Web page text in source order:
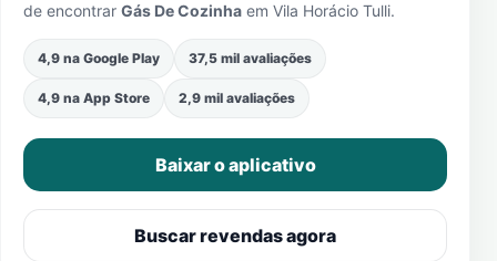
de encontrar Gás De Cozinha em Vila Horácio Tulli.
4,9 na Google Play 37,5 mil avaliações
4,9 na App Store 2,9 mil avaliações
Baixar o aplicativo
Buscar revendas agora